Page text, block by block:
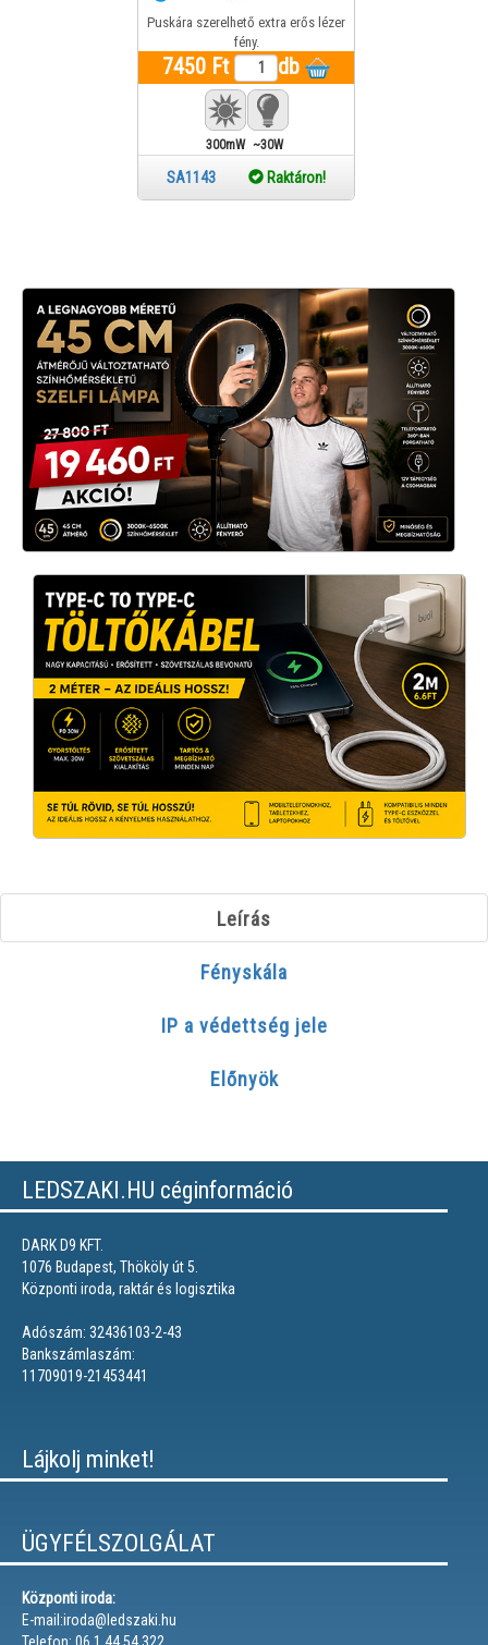
Puskára szerelhető extra erős lézer
fény.
7450 Ft db
300mW ~30W
SA1143 Raktáron!
Leírás
Fényskála
IP a védettség jele
Előnyök
LEDSZAKI.HU céginformáció
DARK D9 KFT.
1076 Budapest, Thököly út 5.
Központi iroda, raktár és logisztika
Adószám: 32436103-2-43
Bankszámlaszám:
11709019-21453441
Lájkolj minket!
ÜGYFÉLSZOLGÁLAT
Központi iroda:
E-mail:iroda@ledszaki.hu